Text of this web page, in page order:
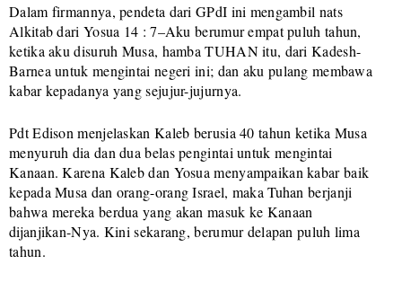
Dalam firmannya, pendeta dari GPdI ini mengambil nats
Alkitab dari Yosua 14 : 7–Aku berumur empat puluh tahun,
ketika aku disuruh Musa, hamba TUHAN itu, dari Kadesh-
Barnea untuk mengintai negeri ini; dan aku pulang membawa
kabar kepadanya yang sejujur-jujurnya.
Pdt Edison menjelaskan Kaleb berusia 40 tahun ketika Musa
menyuruh dia dan dua belas pengintai untuk mengintai
Kanaan. Karena Kaleb dan Yosua menyampaikan kabar baik
kepada Musa dan orang-orang Israel, maka Tuhan berjanji
bahwa mereka berdua yang akan masuk ke Kanaan
dijanjikan-Nya. Kini sekarang, berumur delapan puluh lima
tahun.